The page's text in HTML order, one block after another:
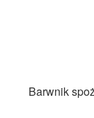
Barwnik